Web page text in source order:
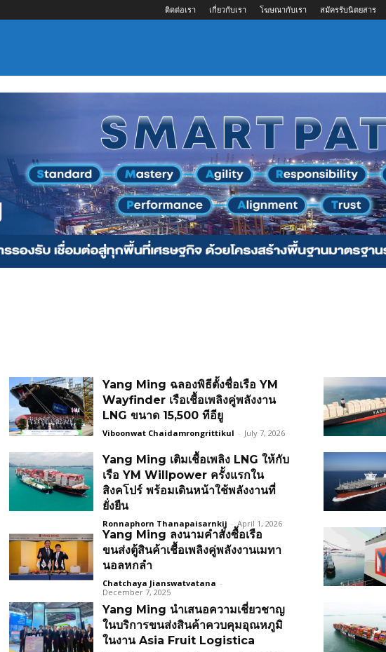
ติดต่อเรา เกี่ยวกับเรา โฆษณากับเรา สมัครรับนิตยสาร
Yang Ming ฉลองพิธีตั้งชื่อเรือ YM
Wayfinder เรือเชื้อเพลิงคู่พลังงาน
LNG ขนาด 15,500 ทีอียู
Viboonwat Chaidamrongrittikul - July 7, 2026
Yang Ming เติมเชื้อเพลิง LNG ให้กับ
เรือ YM Willpower ครั้งแรกใน
สิงคโปร์ พร้อมเดินหน้าใช้พลังงานที่
ยั่งยืน
Ronnaphorn Thanapaisarnkij - April 1, 2026
Yang Ming ลงนามคำสั่งซื้อเรือ
ขนส่งตู้สินค้าเชื้อเพลิงคู่พลังงานเมทา
นอลหกลำ
Chatchaya Jianswatvatana -
December 7, 2025
Yang Ming นำเสนอความเชี่ยวชาญ
ในบริการขนส่งสินค้าควบคุมอุณหภูมิ
ในงาน Asia Fruit Logistica